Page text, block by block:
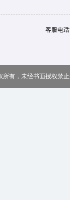
客服电
所有，未经书面授权